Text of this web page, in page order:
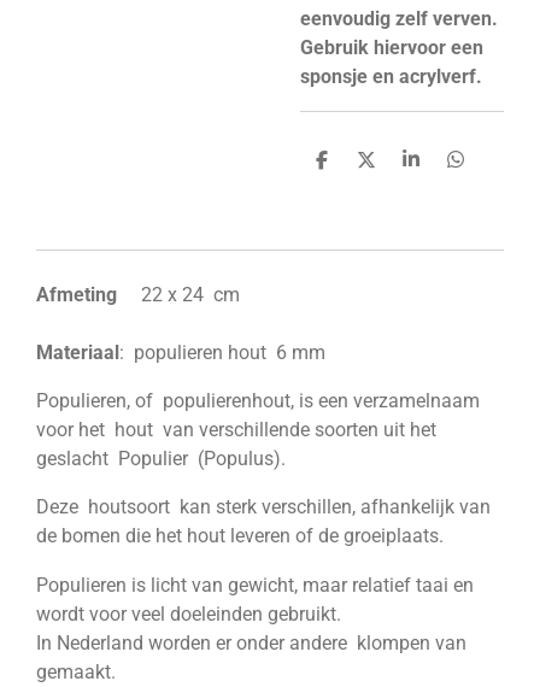
eenvoudig zelf verven.
Gebruik hiervoor een
sponsje en acrylverf.
D
n
D
S
e
D
n
Afmeting 22 x 24 cm
Materiaal: populieren hout 6 mm
Populieren, of populierenhout, is een verzamelnaam
voor het hout van verschillende soorten uit het
geslacht Populier (Populus).
Deze houtsoort kan sterk verschillen, afhankelijk van
de bomen die het hout leveren of de groeiplaats.
Populieren is licht van gewicht, maar relatief taai en
wordt voor veel doeleinden gebruikt.
In Nederland worden er onder andere klompen van
gemaakt.